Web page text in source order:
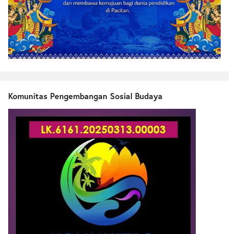
Komunitas Pengembangan Sosial Budaya